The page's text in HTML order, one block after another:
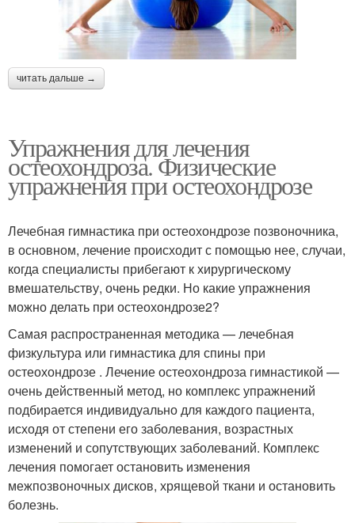
читать дальше →
Упражнения для лечения
остеохондроза. Физические
упражнения при остеохондрозе
Лечебная гимнастика при остеохондрозе позвоночника,
в основном, лечение происходит с помощью нее, случаи,
когда специалисты прибегают к хирургическому
вмешательству, очень редки. Но какие упражнения
можно делать при остеохондрозе2?
Самая распространенная методика — лечебная
физкультура или гимнастика для спины при
остеохондрозе . Лечение остеохондроза гимнастикой —
очень действенный метод, но комплекс упражнений
подбирается индивидуально для каждого пациента,
исходя от степени его заболевания, возрастных
изменений и сопутствующих заболеваний. Комплекс
лечения помогает остановить изменения
межпозвоночных дисков, хрящевой ткани и остановить
болезнь.